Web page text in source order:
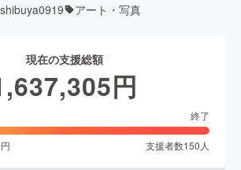
shibuya0919 アート・写真
現在の支援総額
円
終了
円 支援者数150 人